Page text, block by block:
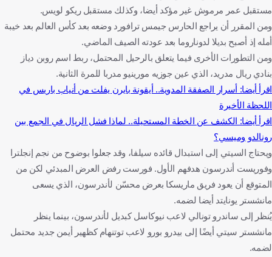
مستقبل عمر مرموش غير مؤكد أيضا، وكذلك مستقبل ريكو لويس.
ومن المقرر أن يراجع الحارس جيمس ترافورد وضعه بعد كأس العالم بعد خيبة
أمله إذ أصبح بديلا لدوناروما بعد عودته الصيف الماضي.
ومن التطورات الأخرى فيما يتعلق بالرحيل المحتمل، ربط اسم روبن دياز
بنادي ريال مدريد، الذي عين جوزيه مورينيو مدربا للمرة الثانية.
اقرأ أيضا: أسرار الصفقة المدوية.. أيقونة بايرن يفلت من أنياب باريس في
اللحظة الأخيرة
اقرأ أيضا: الكشف عن الخطة المستحيلة.. لماذا فشل الريال في الجمع بين
رونالدو وميسي؟
ويحتاج السيتي إلى استبدال قائده سيلفا، وقد جعلوا بوضوح من نجم إنجلترا
وفوريست أندرسون هدفهم الأول. فورست رفض العرض المبدئي لكن من
المتوقع أن يعود فريق ماريسكا بعرض محسّن لأندرسون، الذي يسعى
مانشستر يونايتد أيضا لضمه.
يُنظر إلى ساندرو تونالي لاعب نيوكاسل كبديل لأندرسون، بينما ينظر
مانشستر سيتي أيضًا إلى بيدرو بورو لاعب توتنهام كظهير أيمن جديد محتمل
لضمه.